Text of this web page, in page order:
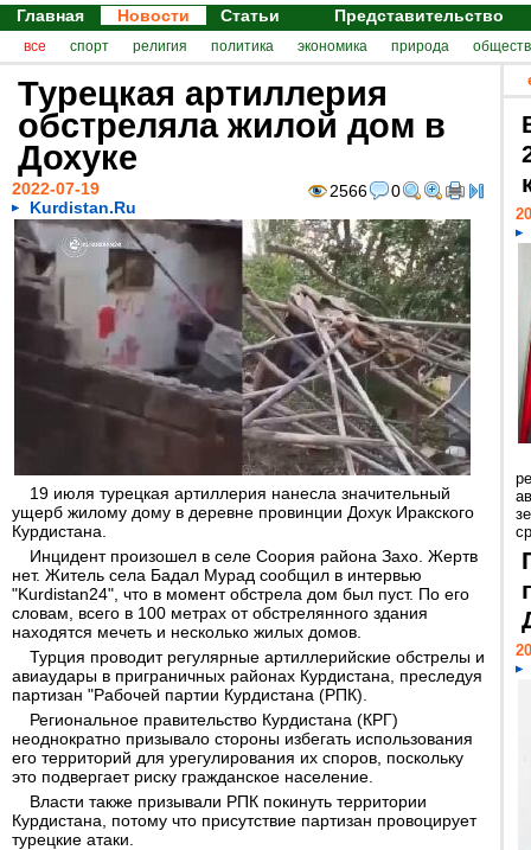
Главная Новости Статьи Представительство
все спорт религия политика экономика природа
Турецкая артиллерия
обстреляла жилой дом в
Дохуке
2566 0
2022-07-19
Kurdistan.Ru
19 июля турецкая артиллерия нанесла значительный
ущерб жилому дому в деревне провинции Дохук Иракского
Курдистана.
Инцидент произошел в селе Соория района Захо. Жертв
нет. Житель села Бадал Мурад сообщил в интервью
"Kurdistan24", что в момент обстрела дом был пуст. По его
словам, всего в 100 метрах от обстрелянного здания
находятся мечеть и несколько жилых домов.
Турция проводит регулярные артиллерийские обстрелы и
авиаудары в приграничных районах Курдистана, преследуя
партизан "Рабочей партии Курдистана (РПК).
Региональное правительство Курдистана (КРГ)
неоднократно призывало стороны избегать использования
его территорий для урегулирования их споров, поскольку
это подвергает риску гражданское население.
Власти также призывали РПК покинуть территории
Курдистана, потому что присутствие партизан провоцирует
турецкие атаки.